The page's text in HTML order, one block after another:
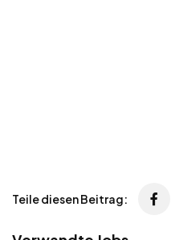
Teile diesen Beitrag: